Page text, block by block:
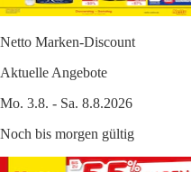
Netto Marken-Discount
Aktuelle Angebote
Mo. 3.8. - Sa. 8.8.2026
Noch bis morgen gültig